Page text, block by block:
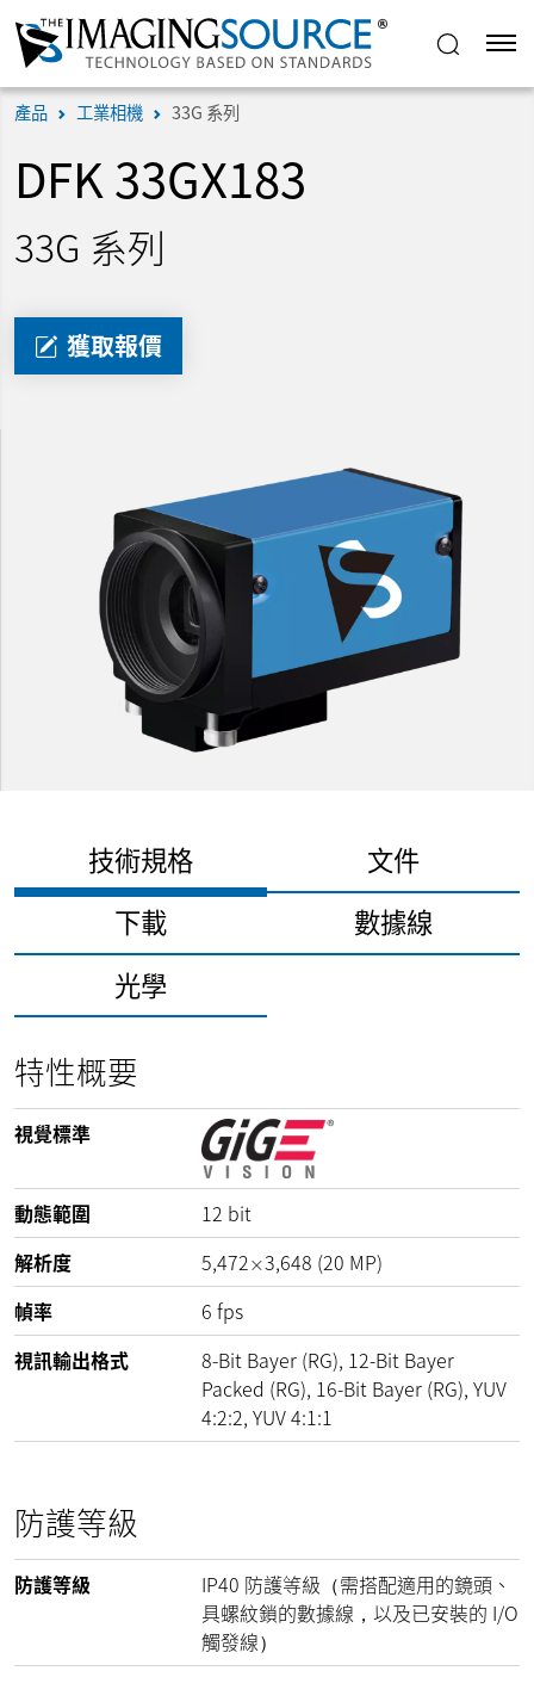
產品 工業相機 33G 系列
DFK 33GX183
33G 系列
獲取報價
技術規格
文件
下載
數據線
光學
特性概要
視覺標準
動態範圍 12 bit
解析度
5,472×3,648 (20 MP)
幀率
6 fps
視訊輸出格式
8-Bit Bayer (RG), 12-Bit Bayer
Packed (RG), 16-Bit Bayer (RG), YUV
4:2:2, YUV 4:1:1
防護等級
防護等級
IP40 防護等級（需搭配適用的鏡頭、
具螺紋鎖的數據線，以及已安裝的 I/O
觸發線）